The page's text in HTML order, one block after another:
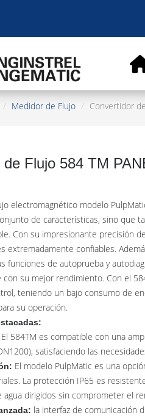
Medidor de Flujo Convertidor
Flujo 584 TM
electromagnético modelo
de características, sino que
Con su impresionante precisión
extremadamente confiables.
funciones de autoprueba y
con su mejor rendimiento. Con el
teniendo un bajo consumo de
su operación.
El 584TM es compatible con una
satisfaciendo las
El modelo PulpMatic es una
La protección IP65 es
dirigidos sin comprometer el
la interfaz de comunicación